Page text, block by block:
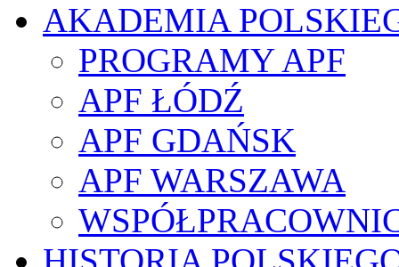
AKADEMIA
PROGRAMY APF
APF ŁÓDŹ
APF GDAŃSK
APF WARSZAWA